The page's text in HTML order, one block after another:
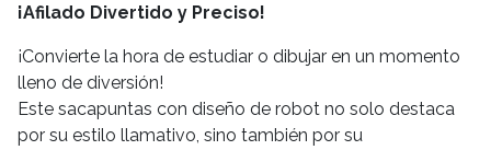
¡Afilado Divertido y Preciso!
¡Convierte la hora de estudiar o dibujar en un momento
lleno de diversión!
Este sacapuntas con diseño de robot no solo destaca
por su estilo llamativo, sino también por su